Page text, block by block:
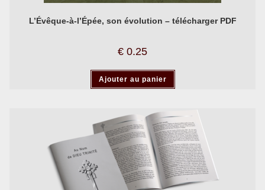
L’Évêque-à-l’Épée, son évolution – télécharger PDF
€ 0.25
Ajouter au panier